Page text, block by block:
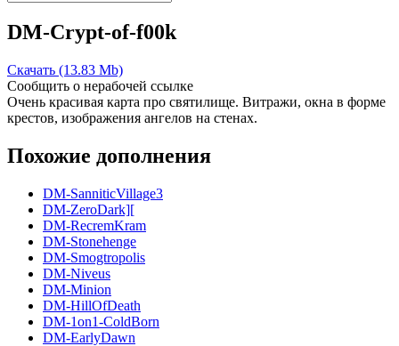
DM-Crypt-of-f00k
Скачать (13.83 Mb)
Сообщить о нерабочей ссылке
Очень красивая карта про святилище. Витражи, окна в форме
крестов, изображения ангелов на стенах.
Похожие дополнения
DM-SanniticVillage3
DM-ZeroDark][
DM-RecremKram
DM-Stonehenge
DM-Smogtropolis
DM-Niveus
DM-Minion
DM-HillOfDeath
DM-1on1-ColdBorn
DM-EarlyDawn